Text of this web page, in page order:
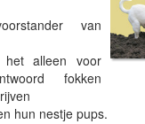
van
alleen voor
fokken
hun nestje pups.